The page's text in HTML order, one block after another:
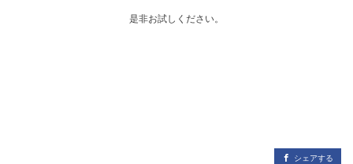
是非お試しください。
シェアする